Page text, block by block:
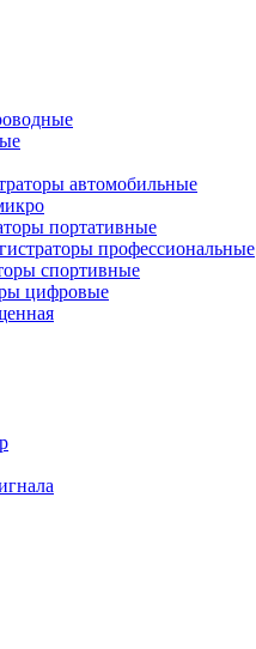
автомобильные
портативные
профессиональные
спортивные
цифровые